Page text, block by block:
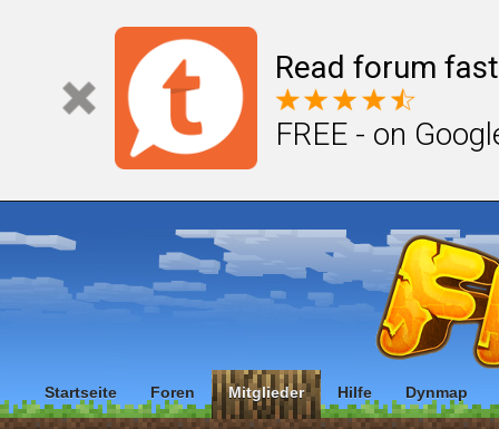
Read forum
FREE - on
Startseite Foren Mitglieder Hilfe Dynmap